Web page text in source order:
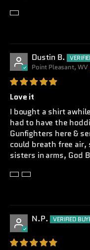
Dustin B.
Point Pleasant, WV
Love it
I bought a shirt
had to have the
Gunfighters here &
could breath free
sisters in arms,
N.P.